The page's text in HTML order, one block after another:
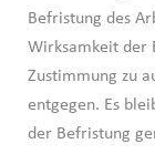
Befristung des
Wirksamkeit der
Zustimmung zu
entgegen. Es
der Befristung